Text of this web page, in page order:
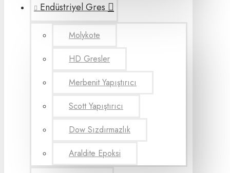
Endüstriyel Gres
Molykote
HD Gresler
Merbenit Yapıştırıcı
Scott Yapıştırıcı
Dow Sızdırmazlık
Araldite Epoksi